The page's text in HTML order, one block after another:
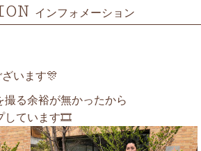
インフォメーション
います🎊
撮る余裕が無かったから
しています🎞